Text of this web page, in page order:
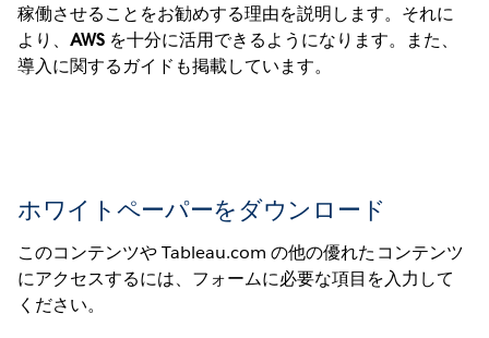
稼働させることをお勧めする理由を説明します。それに
より、AWS を十分に活用できるようになります。また、
導入に関するガイドも掲載しています。
ホワイトペーパーをダウンロード
このコンテンツや Tableau.com の他の優れたコンテンツ
にアクセスするには、フォームに必要な項目を入力して
ください。